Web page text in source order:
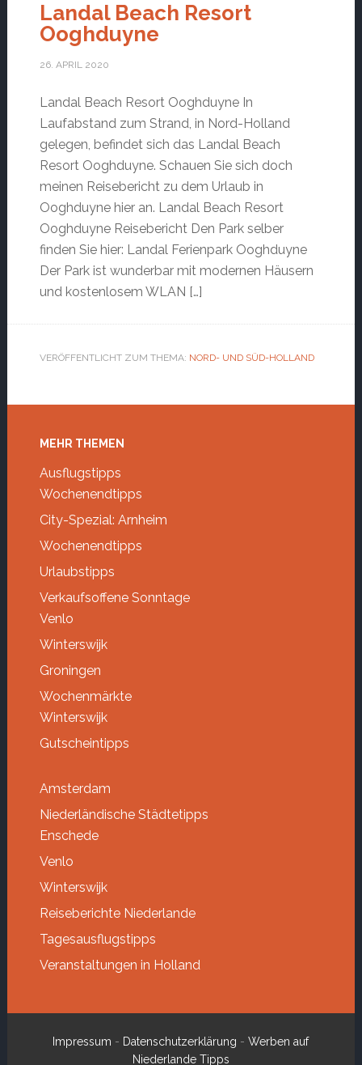
Landal Beach Resort
Ooghduyne
26. APRIL 2020
Landal Beach Resort Ooghduyne In
Laufabstand zum Strand, in Nord-Holland
gelegen, befindet sich das Landal Beach
Resort Ooghduyne. Schauen Sie sich doch
meinen Reisebericht zu dem Urlaub in
Ooghduyne hier an. Landal Beach Resort
Ooghduyne Reisebericht Den Park selber
finden Sie hier: Landal Ferienpark Ooghduyne
Der Park ist wunderbar mit modernen Häusern
und kostenlosem WLAN […]
VERÖFFENTLICHT ZUM THEMA: NORD- UND SÜD-HOLLAND
Footer
MEHR THEMEN
Ausflugstipps
Wochenendtipps
City-Spezial: Arnheim
Wochenendtipps
Urlaubstipps
Verkaufsoffene Sonntage
Venlo
Winterswijk
Groningen
Wochenmärkte
Winterswijk
Gutscheintipps
Amsterdam
Niederländische Städtetipps
Enschede
Venlo
Winterswijk
Reiseberichte Niederlande
Tagesausflugstipps
Veranstaltungen in Holland
Impressum - Datenschutzerklärung -Werben auf
Niederlande Tipps